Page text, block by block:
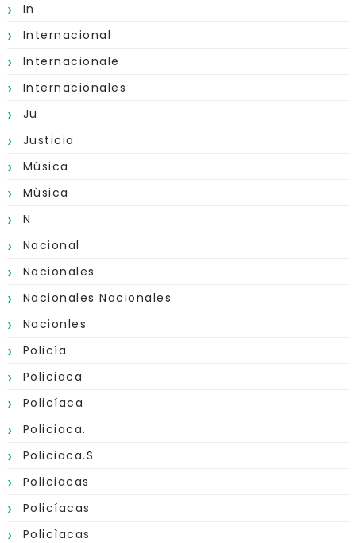
In
Internacional
Internacionale
Internacionales
Ju
Justicia
Música
Mùsica
N
Nacional
Nacionales
Nacionales Nacionales
Nacionles
Policía
Policiaca
Policíaca
Policiaca.
Policiaca.s
Policiacas
Policíacas
Policìacas